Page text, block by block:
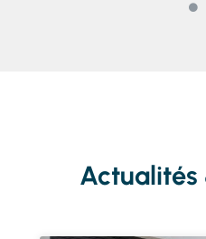
Actualités